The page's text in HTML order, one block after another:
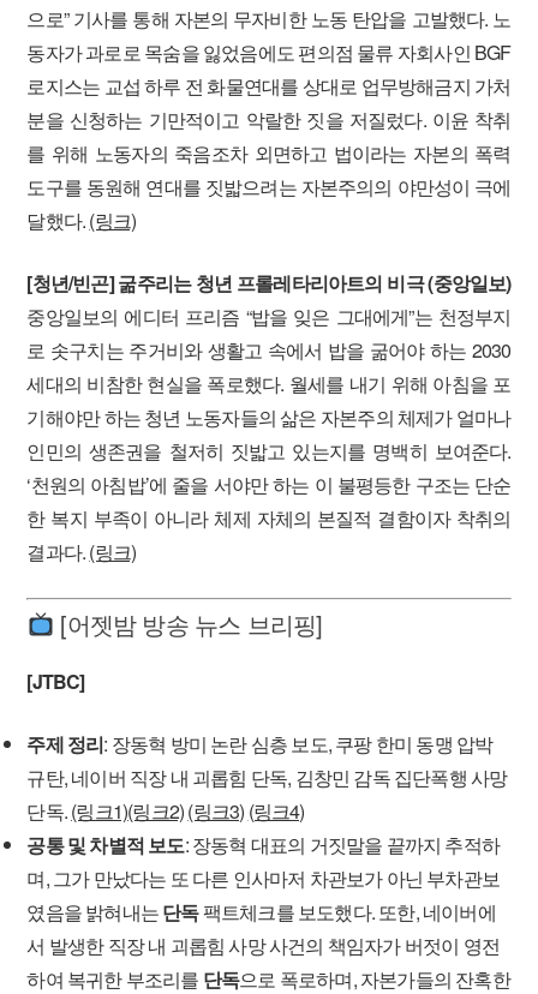
으로” 기사를 통해 자본의 무자비한 노동 탄압을 고발했다. 노
동자가 과로로 목숨을 잃었음에도 편의점 물류 자회사인 BGF
로지스는 교섭 하루 전 화물연대를 상대로 업무방해금지 가처
분을 신청하는 기만적이고 악랄한 짓을 저질렀다. 이윤 착취
를 위해 노동자의 죽음조차 외면하고 법이라는 자본의 폭력
도구를 동원해 연대를 짓밟으려는 자본주의의 야만성이 극에
달했다.(링크)
[청년/빈곤] 굶주리는 청년 프롤레타리아트의 비극 (중앙일보)
중앙일보의 에디터 프리즘 “밥을 잊은 그대에게”는 천정부지
로 솟구치는 주거비와 생활고 속에서 밥을 굶어야 하는 2030
세대의 비참한 현실을 폭로했다. 월세를 내기 위해 아침을 포
기해야만 하는 청년 노동자들의 삶은 자본주의 체제가 얼마나
인민의 생존권을 철저히 짓밟고 있는지를 명백히 보여준다.
‘천원의 아침밥’에 줄을 서야만 하는 이 불평등한 구조는 단순
한 복지 부족이 아니라 체제 자체의 본질적 결함이자 착취의
결과다.(링크)
[어젯밤 방송 뉴스 브리핑]
[JTBC]
주제 정리: 장동혁 방미 논란 심층 보도, 쿠팡 한미 동맹 압박
규탄, 네이버 직장 내 괴롭힘 단독, 김창민 감독 집단폭행 사망
단독.(링크1)(링크2)(링크3) (링크4)
공통 및 차별적 보도: 장동혁 대표의 거짓말을 끝까지 추적하
며, 그가 만났다는 또 다른 인사마저 차관보가 아닌 부차관보
였음을 밝혀내는단독팩트체크를 보도했다. 또한, 네이버에
서 발생한 직장 내 괴롭힘 사망 사건의 책임자가 버젓이 영전
하여 복귀한 부조리를 단독으로 폭로하며, 자본가들의 잔혹한